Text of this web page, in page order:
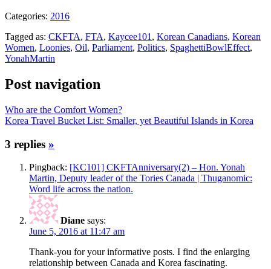
Categories: 2016
Tagged as: CKFTA, FTA, Kaycee101 , Korean Canadians, Korean
Women, Loonies, Oil, Parliament, Politics, SpaghettiBowlEffect,
YonahMartin
Post navigation
Who are the Comfort Women?
Korea Travel Bucket List: Smaller, yet Beautiful Islands in Korea
3 replies »
Pingback: [KC101] CKFTAnniversary(2) – Hon. Yonah
Martin, Deputy leader of the Tories Canada | Thuganomic:
Word life across the nation.
Diane says:
June 5, 2016 at 11:47 am
Thank-you for your informative posts. I find the enlarging
relationship between Canada and Korea fascinating.